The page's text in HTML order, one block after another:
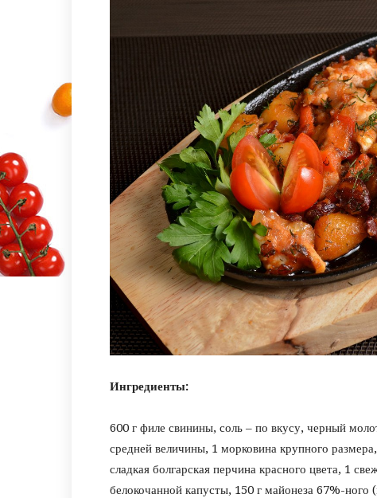
Ингредиенты:
600 г филе свинины, соль – по вкусу, черный
средней величины, 1 морковина крупного
сладкая болгарская перчина красного цвета, 1
белокочанной капусты, 150 г майонеза 67%-